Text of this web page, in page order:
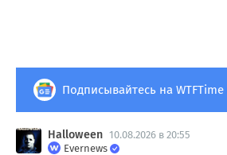
Подписывайтесь на
Halloween 10.08.2026 в 20:55
Evernews